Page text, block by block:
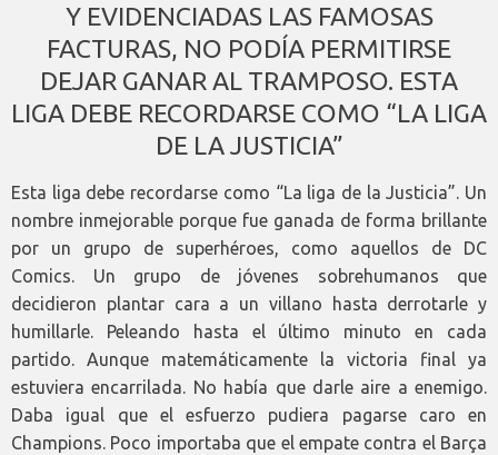
Y EVIDENCIADAS LAS FAMOSAS
FACTURAS, NO PODÍA PERMITIRSE
DEJAR GANAR AL TRAMPOSO. ESTA
LIGA DEBE RECORDARSE COMO “LA LIGA
DE LA JUSTICIA”
Esta liga debe recordarse como “La liga de la Justicia”. Un
nombre inmejorable porque fue ganada de forma brillante
por un grupo de superhéroes, como aquellos de DC
Comics. Un grupo de jóvenes sobrehumanos que
decidieron plantar cara a un villano hasta derrotarle y
humillarle. Peleando hasta el último minuto en cada
partido. Aunque matemáticamente la victoria final ya
estuviera encarrilada. No había que darle aire a enemigo.
Daba igual que el esfuerzo pudiera pagarse caro en
Champions. Poco importaba que el empate contra el Barça